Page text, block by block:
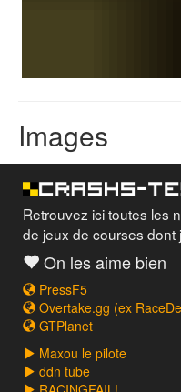
Images
Retrouvez ici toutes les
de jeux de courses dont
On les aime bien
PressF5
Overtake.gg (ex
GTPlanet
Maxou le pilote
ddn tube